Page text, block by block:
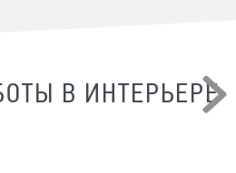
В ИНТЕРЬЕРЕ